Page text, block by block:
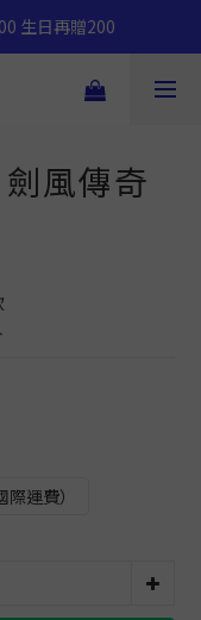
生日再贈200
風傳奇
運費）